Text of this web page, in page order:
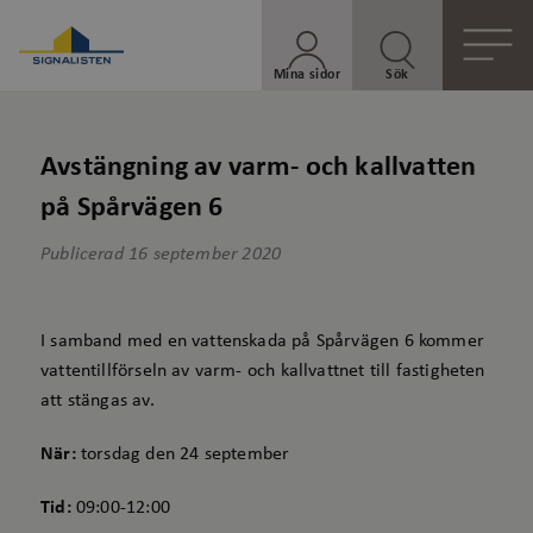
Mina sidor Sök
Avstängning av varm- och kallvatten
på Spårvägen 6
Publicerad 16 september 2020
I samband med en vattenskada på Spårvägen 6 kommer
vattentillförseln av varm- och kallvattnet till fastigheten
att stängas av.
När:torsdag den 24 september
Tid:09:00-12:00